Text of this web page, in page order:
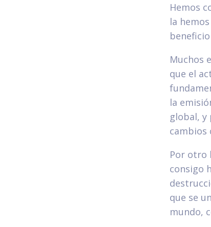
Hemos
la
Muchos
que el
la
global, y
cambios
Por otro
consigo
que se
mundo,